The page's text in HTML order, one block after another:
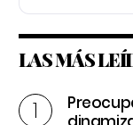
LAS MÁS